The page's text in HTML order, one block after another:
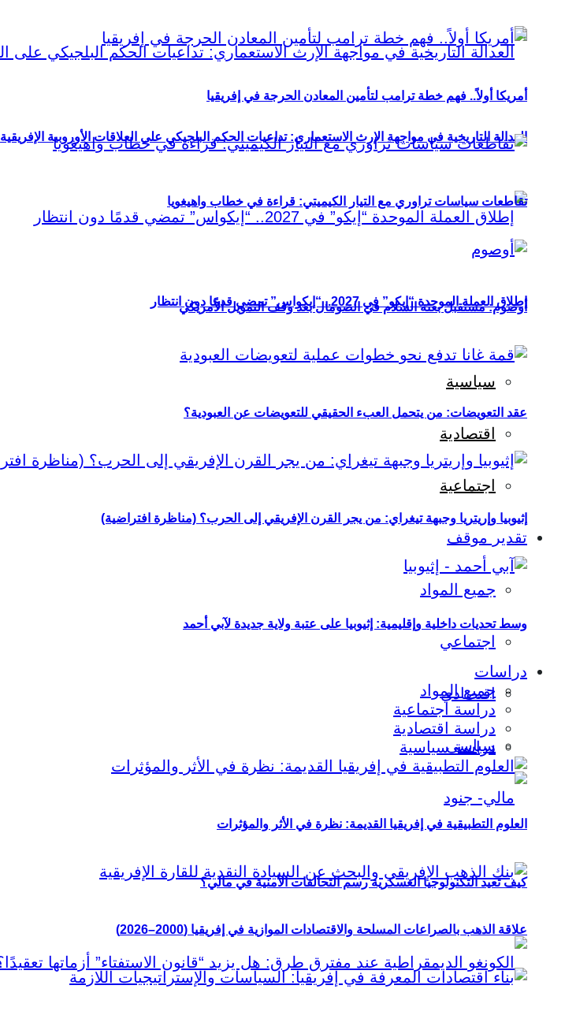
العدالة التاريخية في مواجهة الإرث الاستعماري: تداعيات الحكم البلجيكي على العلاقات الأوروبية الإفريقية
إطلاق العملة الموحدة “إيكو” في 2027.. “إيكواس” تمضي قدمًا دون انتظار
سياسية
اقتصادية
اجتماعية
تقدير موقف
جميع المواد
اجتماعي
اقتصادي
سياسي
كيف تعيد التكنولوجيا العسكرية رسم التحالفات الأمنية في مالي؟
أمريكا أولاً.. فهم خطة ترامب لتأمين المعادن الحرجة في إفريقيا
تقاطعات سياسات تراوري مع التيار الكيميتي: قراءة في خطاب واهيغويا
أوصوم: مستقبل بعثة السلام في الصومال بعد وقف التمويل الأمريكي
عقد التعويضات: من يتحمل العبء الحقيقي للتعويضات عن العبودية؟
إثيوبيا وإريتريا وجبهة تيغراي: من يجر القرن الإفريقي إلى الحرب؟ (مناظرة افتراضية)
وسط تحديات داخلية وإقليمية: إثيوبيا على عتبة ولاية جديدة لآبي أحمد
دراسات
جميع المواد
دراسة اجتماعية
دراسة اقتصادية
دراسة سياسية
العلوم التطبيقية في إفريقيا القديمة: نظرة في الأثر والمؤثرات
علاقة الذهب بالصراعات المسلحة والاقتصادات الموازية في إفريقيا (2000–2026)